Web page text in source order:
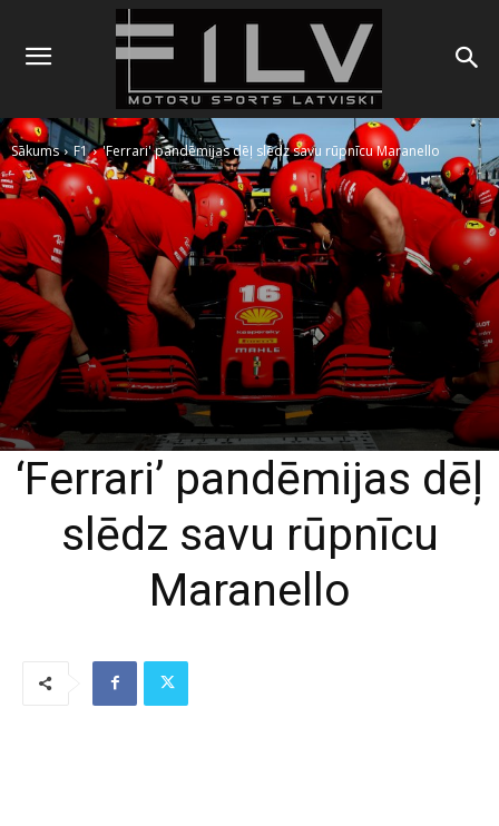
Sākums F1 'Ferrari' pandēmijas dēļ slēdz savu rūpnīcu Maranello
‘Ferrari’ pandēmijas dēļ
slēdz savu rūpnīcu
Maranello